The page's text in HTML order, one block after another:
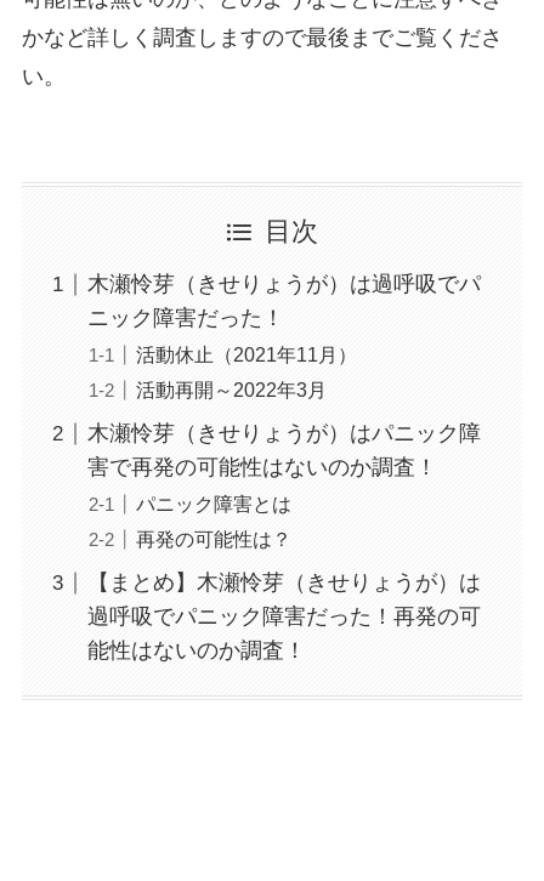
かなど詳しく調査しますので最後までご覧くださ
い。
目次
木瀬怜芽（きせりょうが）は過呼吸でパ
ニック障害だった！
活動休止（2021年11月）
活動再開～2022年3月
木瀬怜芽（きせりょうが）はパニック障
害で再発の可能性はないのか調査！
パニック障害とは
再発の可能性は？
【まとめ】木瀬怜芽（きせりょうが）は
過呼吸でパニック障害だった！再発の可
能性はないのか調査！